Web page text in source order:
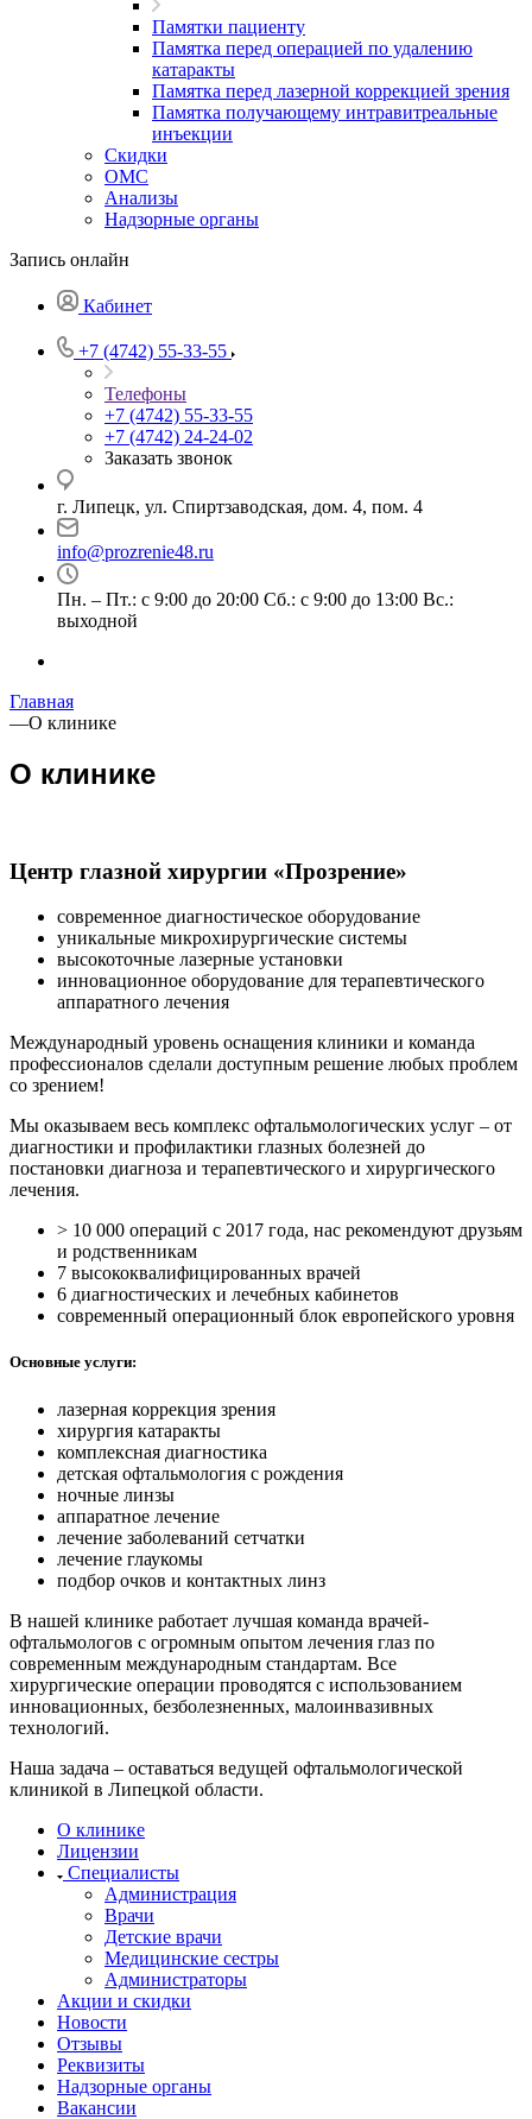
Памятки пациенту
Памятка перед операцией по удалению
катаракты
Памятка перед лазерной коррекцией зрения
Памятка получающему интравитреальные
инъекции
Скидки
ОМС
Анализы
Надзорные органы
Запись онлайн
Кабинет
+7 (4742) 55-33-55
Телефоны
+7 (4742) 55-33-55
+7 (4742) 24-24-02
Заказать звонок
г. Липецк, ул. Спиртзаводская, дом. 4, пом. 4
info@prozrenie48.ru
Пн. – Пт.: с 9:00 до 20:00 Сб.: с 9:00 до 13:00 Вс.:
выходной
Главная
—О клинике
О клинике
Центр глазной хирургии «Прозрение»
современное диагностическое оборудование
уникальные микрохирургические системы
высокоточные лазерные установки
инновационное оборудование для терапевтического
аппаратного лечения
Международный уровень оснащения клиники и команда
профессионалов сделали доступным решение любых проблем
со зрением!
Мы оказываем весь комплекс офтальмологических услуг – от
диагностики и профилактики глазных болезней до
постановки диагноза и терапевтического и хирургического
лечения.
> 10 000 операций с 2017 года, нас рекомендуют друзьям
и родственникам
7 высококвалифицированных врачей
6 диагностических и лечебных кабинетов
современный операционный блок европейского уровня
Основные услуги:
лазерная коррекция зрения
хирургия катаракты
комплексная диагностика
детская офтальмология с рождения
ночные линзы
аппаратное лечение
лечение заболеваний сетчатки
лечение глаукомы
подбор очков и контактных линз
В нашей клинике работает лучшая команда врачей-
офтальмологов с огромным опытом лечения глаз по
современным международным стандартам. Все
хирургические операции проводятся с использованием
инновационных, безболезненных, малоинвазивных
технологий.
Наша задача – оставаться ведущей офтальмологической
клиникой в Липецкой области.
О клинике
Лицензии
Специалисты
Администрация
Врачи
Детские врачи
Медицинские сестры
Администраторы
Акции и скидки
Новости
Отзывы
Реквизиты
Надзорные органы
Вакансии